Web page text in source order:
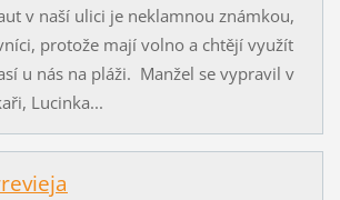
v naší ulici je neklamnou známkou,
protože mají volno a chtějí využít
u nás na pláži. Manžel se vypravil v
Lucinka...